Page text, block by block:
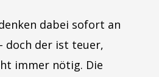
dabei sofort an
doch der ist teuer,
immer nötig. Die